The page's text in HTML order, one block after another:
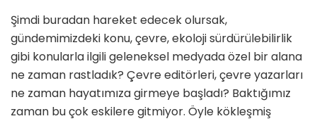
Şimdi buradan hareket edecek olursak,
gündemimizdeki konu, çevre, ekoloji sürdürülebilirlik
gibi konularla ilgili geleneksel medyada özel bir alana
ne zaman rastladık? Çevre editörleri, çevre yazarları
ne zaman hayatımıza girmeye başladı? Baktığımız
zaman bu çok eskilere gitmiyor. Öyle kökleşmiş